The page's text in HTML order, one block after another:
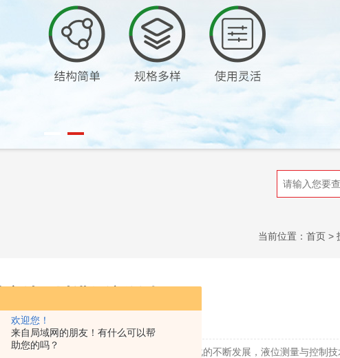
欢迎您！
来自局域网的朋友！有什么可以帮
助您的吗？
当前位置： 首页 >
法可以进行液位测量
间：2022-11-08 | 点击率：3613
进行输出。近年来，随着电子技术和自动化的不断发展，液位测量与控制